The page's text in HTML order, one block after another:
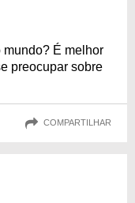
mundo? É melhor
preocupar sobre
COMPARTILHAR